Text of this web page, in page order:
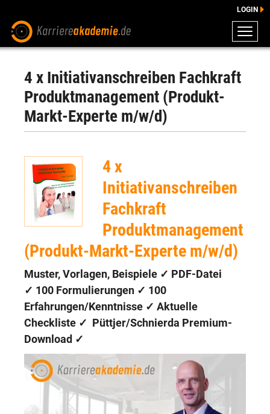
DOWNLOADS
ENGLISCHE DOWNLOADS
E-LEARNING
FAQ
LOGIN
4 x Initiativanschreiben Fachkraft
Produktmanagement (Produkt-
Markt-Experte m/w/d)
4 x
Initiativanschreiben
Fachkraft
Produktmanagement
(Produkt-Markt-Experte m/w/d)
Muster, Vorlagen, Beispiele ✓ PDF-Datei
✓ 100 Formulierungen ✓ 100
Erfahrungen/Kenntnisse ✓ Aktuelle
Checkliste ✓
Püttjer/Schnierda Premium-
Download ✓